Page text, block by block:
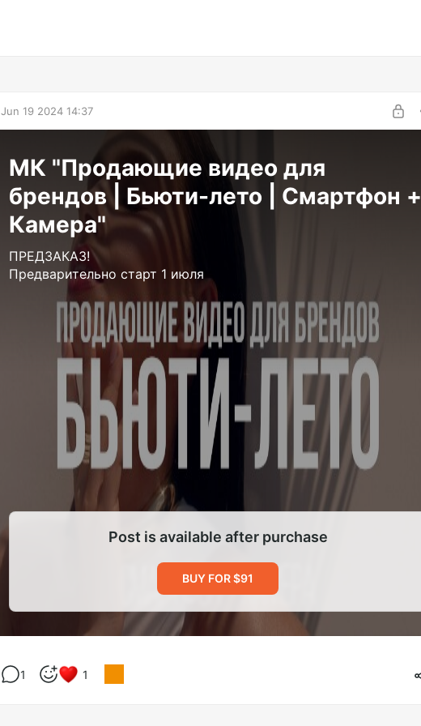
Jun 19 2024 14:37
МК "Продающие видео для
брендов | Бьюти-лето | Смартфон +
Камера"
ПРЕДЗАКАЗ!
Предварительно старт 1 июля
Post is available after purchase
BUY FOR $91
1 1